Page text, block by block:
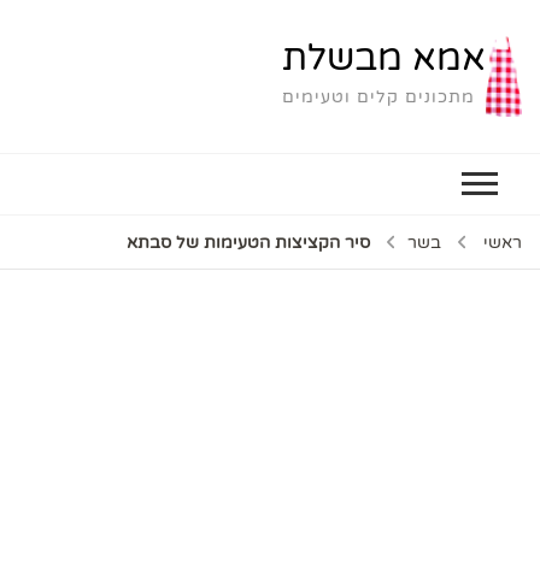
אמא מבשלת
מתכונים קלים וטעימים
ראשי בשר סיר הקציצות הטעימות של סבתא